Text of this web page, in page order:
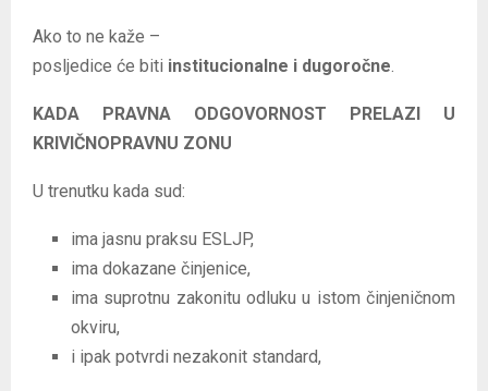
Ako to ne kaže –
posljedice će biti institucionalne i dugoročne
KADA PRAVNA ODGOVORNOST PRELAZI U
KRIVIČNOPRAVNU ZONU
U trenutku kada sud:
ima jasnu praksu ESLJP,
ima dokazane činjenice,
ima suprotnu zakonitu odluku u istom činjeničnom
okviru,
i ipak potvrdi nezakonit standard,